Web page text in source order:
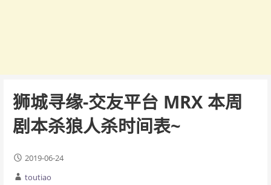
狮城寻缘-交友平台 MRX 本周
剧本杀狼人杀时间表~
2019-06-24
toutiao